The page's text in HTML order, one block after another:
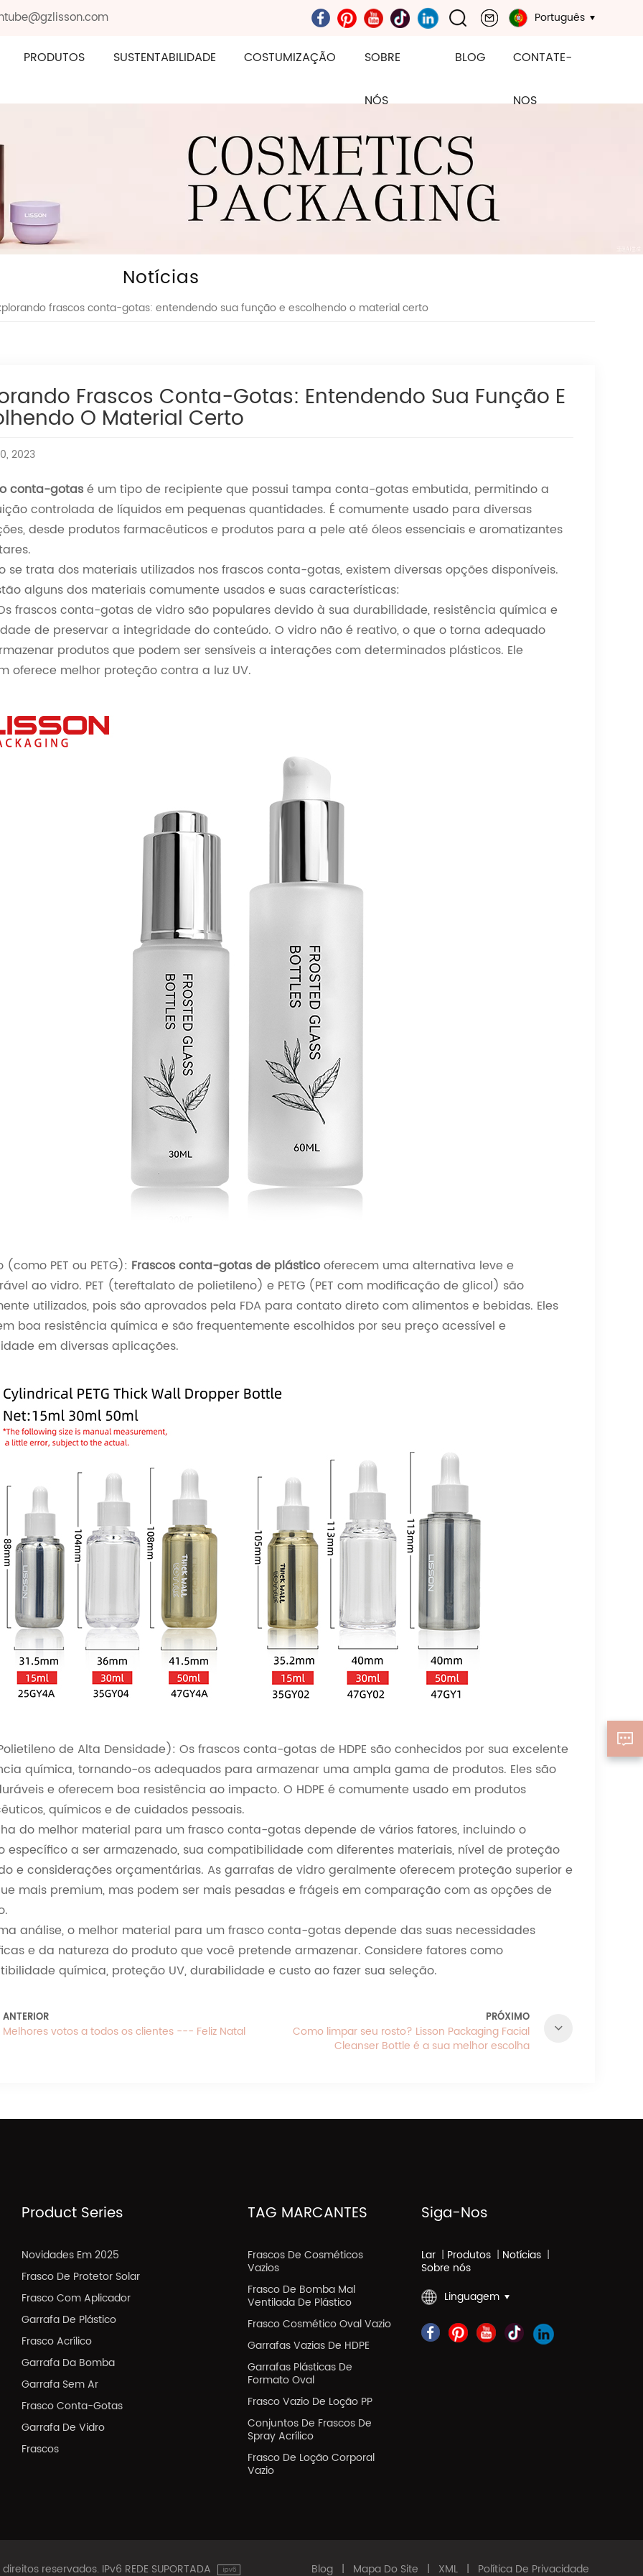
Português
PRODUTOS SUSTENTABILIDADE COSTUMIZAÇÃO SOBRE
NÓS
BLOG CONTATE-
NOS
Notícias
frascos conta-gotas: entendendo sua função e escolhendo o material certo
Frascos Conta-Gotas: Entendendo Sua Função E
O Material Certo
2023
conta-gotasé um tipo de recipiente que possui tampa conta-gotas embutida, permitindo a
controlada de líquidos em pequenas quantidades. É comumente usado para diversas
desde produtos farmacêuticos e produtos para a pele até óleos essenciais e aromatizantes
se trata dos materiais utilizados nos frascos conta-gotas, existem diversas opções disponíveis.
alguns dos materiais comumente usados e suas características:
frascos conta-gotas de vidro são populares devido à sua durabilidade, resistência química e
de preservar a integridade do conteúdo. O vidro não é reativo, o que o torna adequado
produtos que podem ser sensíveis a interações com determinados plásticos. Ele
oferece melhor proteção contra a luz UV.
(como PET ou PETG): Frascos conta-gotas de plásticooferecem uma alternativa leve e
ao vidro. PET (tereftalato de polietileno) e PETG (PET com modificação de glicol) são
utilizados, pois são aprovados pela FDA para contato direto com alimentos e bebidas. Eles
boa resistência química e são frequentemente escolhidos por seu preço acessível e
em diversas aplicações.
de Alta Densidade): Os frascos conta-gotas de HDPE são conhecidos por sua excelente
química, tornando-os adequados para armazenar uma ampla gama de produtos. Eles são
e oferecem boa resistência ao impacto. O HDPE é comumente usado em produtos
químicos e de cuidados pessoais.
do melhor material para um frasco conta-gotas depende de vários fatores, incluindo o
específico a ser armazenado, sua compatibilidade com diferentes materiais, nível de proteção
e considerações orçamentárias. As garrafas de vidro geralmente oferecem proteção superior e
mais premium, mas podem ser mais pesadas e frágeis em comparação com as opções de
análise, o melhor material para um frasco conta-gotas depende das suas necessidades
e da natureza do produto que você pretende armazenar. Considere fatores como
química, proteção UV, durabilidade e custo ao fazer sua seleção.
ANTERIOR
Melhores votos a todos os clientes --- Feliz Natal
PRÓXIMO
Como limpar seu rosto? Lisson Packaging Facial
Cleanser Bottle é a sua melhor escolha
Product Series
Novidades Em 2025
Frasco De Protetor Solar
Frasco Com Aplicador
Garrafa De Plástico
Frasco Acrílico
Garrafa Da Bomba
Garrafa Sem Ar
Frasco Conta-Gotas
Garrafa De Vidro
Frascos
TAG MARCANTES
Frascos De Cosméticos
Vazios
Frasco De Bomba Mal
Ventilada De Plástico
Frasco Cosmético Oval Vazio
Garrafas Vazias De HDPE
Garrafas Plásticas De
Formato Oval
Frasco Vazio De Loção PP
Conjuntos De Frascos De
Spray Acrílico
Frasco De Loção Corporal
Vazio
Siga-Nos
Lar | Produtos | Notícias |
Sobre nós
Linguagem
reservados. IPv6 REDE SUPORTADA Blog | Mapa Do Site | XML | Política De Privacidade